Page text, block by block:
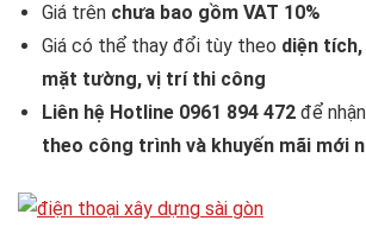
Giá trên chưa bao gồm VAT 10%
Giá có thể thay đổi tùy theo diện
mặt tường, vị trí thi công
Liên hệ Hotline 0961 894 472 để nhận
theo công trình và khuyến mãi mới